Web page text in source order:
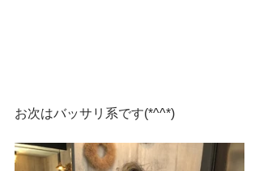
お次はバッサリ系です(*^^*)